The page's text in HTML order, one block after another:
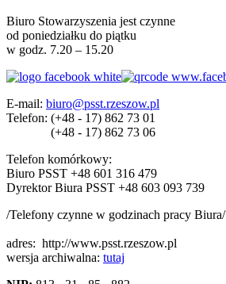
Biuro Stowarzyszenia jest czynne
od poniedziałku do piątku
w godz. 7.20 – 15.20
E-mail: biuro@psst.rzeszow.pl
Telefon: (+48 - 17) 862 73 01
(+48 - 17) 862 73 06
Telefon komórkowy:
Biuro PSST +48 601 316 479
Dyrektor Biura PSST +48 603 093 739
/Telefony czynne w godzinach pracy Biura/
adres: http://www.psst.rzeszow.pl
wersja archiwalna: tutaj